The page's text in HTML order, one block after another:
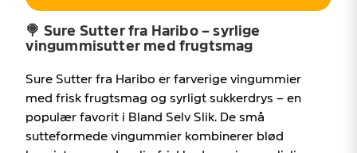
🍭 Sure Sutterfra Haribo –syrlige
vingummisutter med frugtsmag
Sure Sutterfra Hariboerfarverigevingummier
medfriskfrugtsmagogsyrligtsukkerdrys –en
populærfavorit i Bland Selv Slik. Desmå
sutteformedevingummier kombinerer blød